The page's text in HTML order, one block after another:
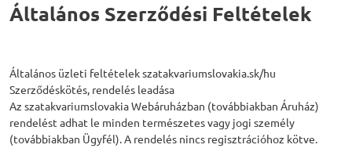
Általános Szerződési Feltételek
Általános üzleti feltételek szatakvariumslovakia.sk/hu
Szerződéskötés, rendelés leadása
Az szatakvariumslovakia Webáruházban (továbbiakban Áruház)
rendelést adhat le minden természetes vagy jogi személy
(továbbiakban Ügyfél). A rendelés nincs regisztrációhoz kötve.